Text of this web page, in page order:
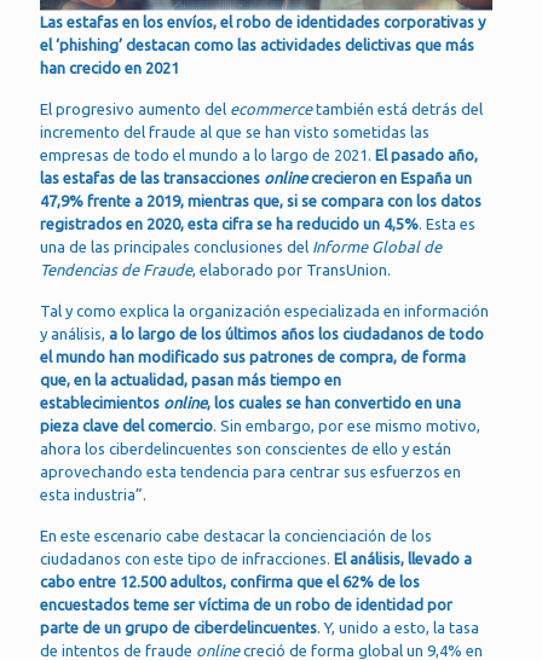
Las estafas en los envíos, el robo de identidades corporativas y
el ‘phishing’ destacan como las actividades delictivas que más
han crecido en 2021
El progresivo aumento del ecommercetambién está detrás del
incremento del fraude al que se han visto sometidas las
empresas de todo el mundo a lo largo de 2021. El pasado año,
las estafas de las transacciones onlinecrecieron en España un
47,9% frente a 2019, mientras que, si se compara con los datos
registrados en 2020, esta cifra se ha reducido un 4,5%. Esta es
una de las principales conclusiones del Informe Global de
Tendencias de Fraude, elaborado por TransUnion.
Tal y como explica la organización especializada en información
y análisis, a lo largo de los últimos años los ciudadanos de todo
el mundo han modificado sus patrones de compra, de forma
que, en la actualidad, pasan más tiempo en
establecimientos online, los cuales se han convertido en una
pieza clave del comercio. Sin embargo, por ese mismo motivo,
ahora los ciberdelincuentes son conscientes de ello y están
aprovechando esta tendencia para centrar sus esfuerzos en
esta industria”.
En este escenario cabe destacar la concienciación de los
ciudadanos con este tipo de infracciones. El análisis, llevado a
cabo entre 12.500 adultos, confirma que el 62% de los
encuestados teme ser víctima de un robo de identidad por
parte de un grupo de ciberdelincuentes. Y, unido a esto, la tasa
de intentos de fraude onlinecreció de forma global un 9,4% en